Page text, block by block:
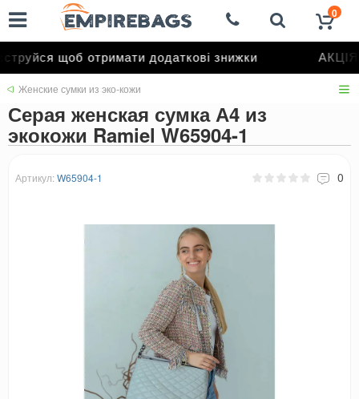
щоб отримати додаткові знижки АКЦІЯ
0
Женские сумки из эко-кожи
Серая женская сумка А4 из
экокожи Ramiel W65904-1
Артикул: W65904-1 0